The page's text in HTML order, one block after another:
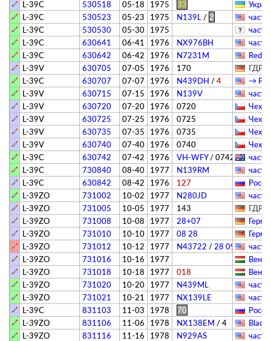
L-39C
530518 05-18 1975 33
L-39C
530523 05-23 1975 N139L / 2
L-39C
530530 05-30 1975
L-39C
630641 06-41 1976 NX976BH
L-39C
630642 06-42 1976 N7231M
Red
L-39V
630705 07-05 1976 170
ГДР -
L-39C
630707 07-07 1976 N439DH /4
→
L-39V
630715 07-15 1976 N139V
L-39V
630720 07-20 1976 0720
L-39V
630725 07-25 1976 0725
L-39V
630735 07-35 1976 0735
L-39V
630740 07-40 1976 0740
L-39C
630742 07-42 1976 VH-WFY/0742
L-39C
730840 08-40 1977 N139RM
L-39C
630842 08-42 1976 127
L-39ZO
731002 10-02 1977 N280JD
L-39ZO
731005 10-05 1977 143
ГДР -
L-39ZO
731008 10-08 1977 28+07
L-39ZO
731010 10-10 1977 08 28
L-39ZO
731012 10-12 1977 N43722 /28 09
L-39ZO
731016 10-16 1977
L-39ZO
731018 10-18 1977 018
L-39ZO
731020 10-20 1977 N439ML
L-39ZO
731021 10-21 1977 NX139LE
L-39C
831103 11-03 1978 70
L-39ZO
831106 11-06 1978 NX138EM /4
Black
L-39ZO
831116 11-16 1978 N929AS